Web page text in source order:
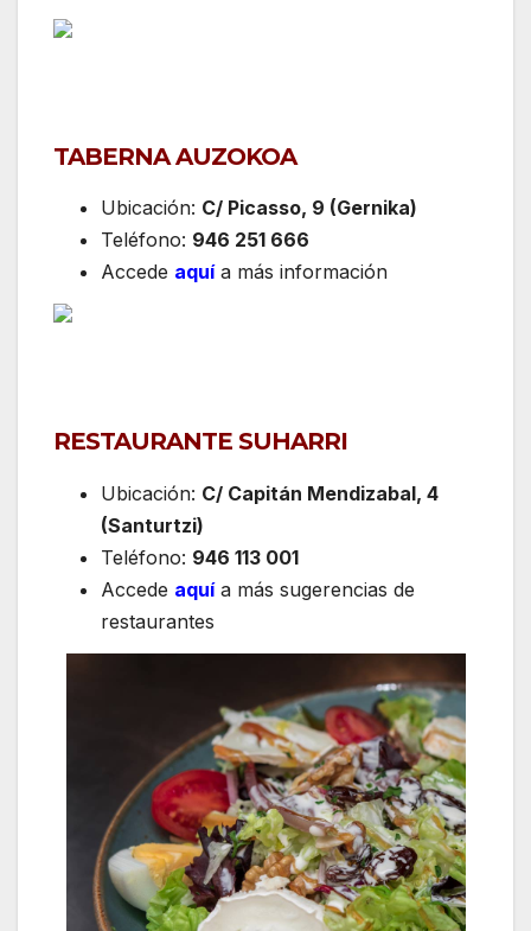
TABERNA AUZOKOA
Ubicación: C/ Picasso, 9 (Gernika)
Teléfono: 946 251 666
Accede aquí a más información
RESTAURANTE SUHARRI
Ubicación: C/ Capitán Mendizabal, 4
(Santurtzi)
Teléfono: 946 113 001
Accede aquí a más sugerencias de
restaurantes